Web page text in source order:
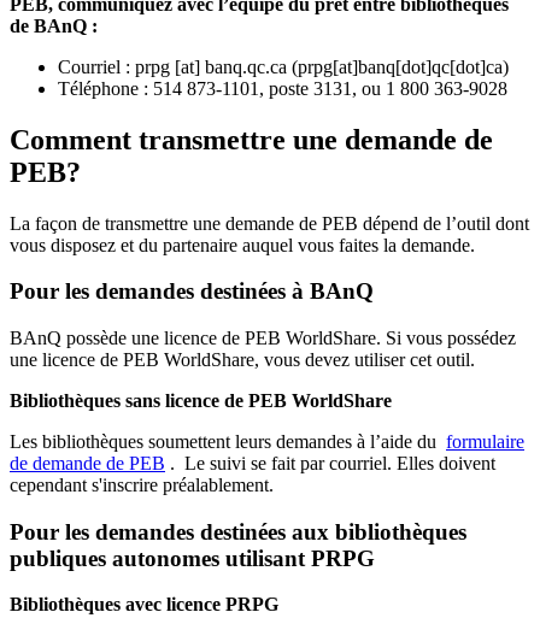
de BAnQ :
Courriel : prpg [at] banq.qc.ca (prpg[at]banq[dot]qc[dot]ca)
Téléphone : 514 873-1101, poste 3131, ou 1 800 363-9028
Comment transmettre une demande de
PEB?
La façon de transmettre une demande de PEB dépend de l’outil dont
vous disposez et du partenaire auquel vous faites la demande.
Pour les demandes destinées à BAnQ
BAnQ possède une licence de PEB WorldShare. Si vous possédez
une licence de PEB WorldShare, vous devez utiliser cet outil.
Bibliothèques sans licence de PEB WorldShare
Les bibliothèques soumettent leurs demandes à l’aide du formulaire
de demande de PEB . Le suivi se fait par courriel. Elles doivent
cependant s'inscrire préalablement.
Pour les demandes destinées aux bibliothèques
publiques autonomes utilisant PRPG
Bibliothèques avec licence PRPG